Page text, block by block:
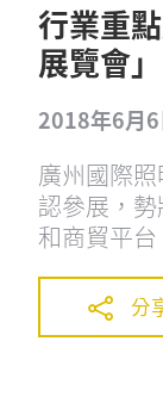
行業重
展覽會
2018年6月6
廣州國際
認參展，
和商貿平台
分